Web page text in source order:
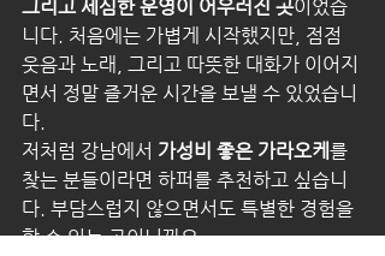
그리고 세심한 운영이 어우러진 곳이었습
니다. 처음에는 가볍게 시작했지만, 점점
웃음과 노래, 그리고 따뜻한 대화가 이어지
면서 정말 즐거운 시간을 보낼 수 있었습니
다.
저처럼 강남에서 가성비 좋은 가라오케 를
찾는 분들이라면 하퍼를 추천하고 싶습니
다. 부담스럽지 않으면서도 특별한 경험을
할 수 있는 곳이니까요.